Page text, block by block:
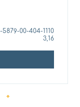
5879-00-404-1110
3,16